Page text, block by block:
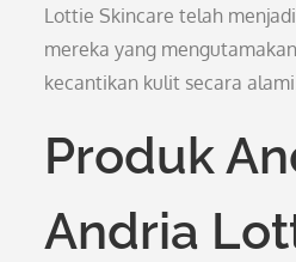
Lottie Skincare telah
mereka yang
kecantikan kulit secara
Produk
Andria